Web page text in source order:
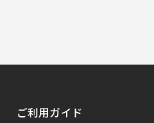
ご利用ガイド